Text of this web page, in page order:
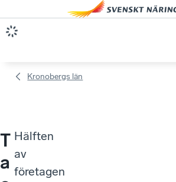
Kronobergs län
T
a
Hälften
av
företagen